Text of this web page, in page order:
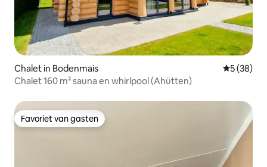
Chalet in Bodenmais
5 (38)
Chalet 160 m² sauna en whirlpool (Ahütten)
Favoriet van gasten
Favoriet van gasten